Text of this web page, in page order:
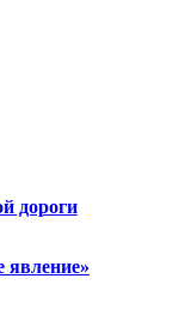
дороги
явление»